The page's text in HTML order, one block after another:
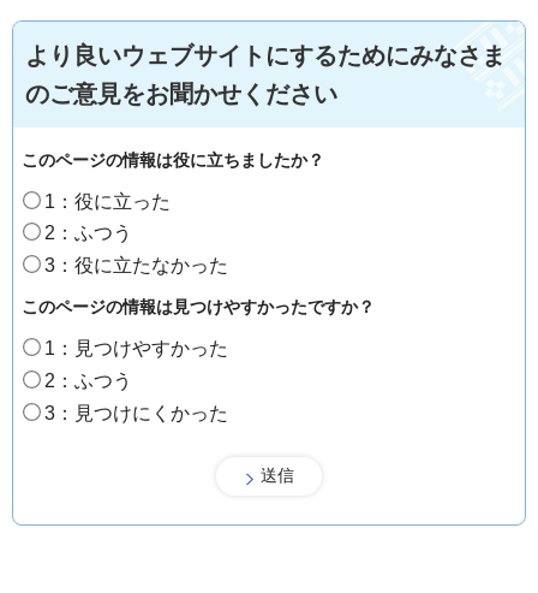
より良いウェブサイトにするためにみなさま
のご意見をお聞かせください
このページの情報は役に立ちましたか？
1：役に立った
2：ふつう
3：役に立たなかった
このページの情報は見つけやすかったですか？
1：見つけやすかった
2：ふつう
3：見つけにくかった